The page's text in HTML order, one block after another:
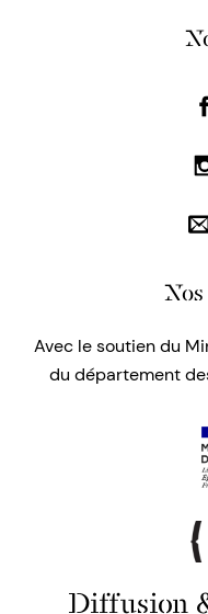
Avec le soutien du
du département
Diffusion